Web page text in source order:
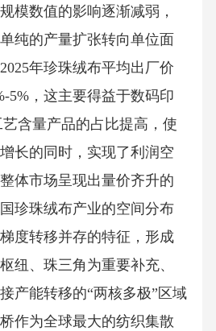
模数值的影响逐渐减弱，
纯的产量扩张转向单位面
年珍珠绒布平均出厂价
5%，这主要得益于数码印
含量产品的占比提高，使
长的同时，实现了利润空
体市场呈现出量价齐升的
珍珠绒布产业的空间分布
度转移并存的特征，形成
纽、珠三角为重要补充、
产能转移的“两核多极”区域
作为全球最大的纺织集散